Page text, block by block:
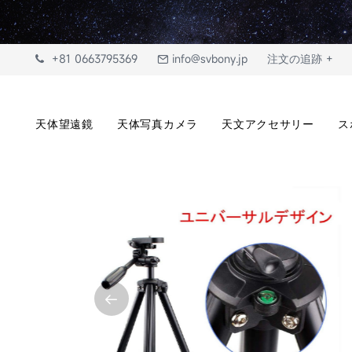
+81 0663795369 info@svbony.jp 注文の追跡 +
天体望遠鏡 天体写真カメラ 天文アクセサリー